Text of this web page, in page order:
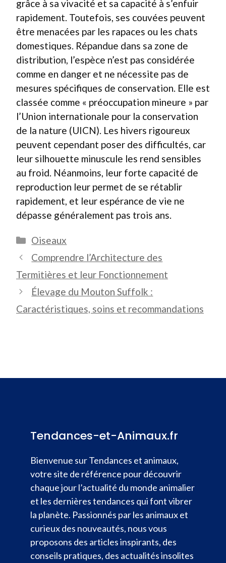
grâce à sa vivacité et sa capacité à s’enfuir
rapidement. Toutefois, ses couvées peuvent
être menacées par les rapaces ou les chats
domestiques. Répandue dans sa zone de
distribution, l’espèce n’est pas considérée
comme en danger et ne nécessite pas de
mesures spécifiques de conservation. Elle est
classée comme « préoccupation mineure » par
l’Union internationale pour la conservation
de la nature (UICN). Les hivers rigoureux
peuvent cependant poser des difficultés, car
leur silhouette minuscule les rend sensibles
au froid. Néanmoins, leur forte capacité de
reproduction leur permet de se rétablir
rapidement, et leur espérance de vie ne
dépasse généralement pas trois ans.
Catégories
Oiseaux
Comprendre l’Architecture des
Termitières et leur Fonctionnement
Élevage du Mouton Suffolk :
Caractéristiques, soins et recommandations
Tendances-et-Animaux.fr
Bienvenue sur Tendances et animaux,
votre site de référence pour découvrir
chaque jour l’actualité du monde animalier
et les dernières tendances qui font vibrer
la planète. Passionnés par les animaux et
curieux des nouveautés, nous vous
proposons des articles inspirants, des
conseils pratiques, des actualités insolites